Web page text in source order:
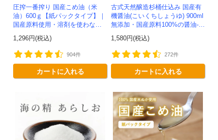
圧搾一番搾り 国産こめ油（米
油）600ｇ【紙パックタイプ】｜
国産原料使用・溶剤を使わない
で抽出した安心安全なこめ油
1,296円(税込)
904件
カートに入れる
古式天然醸造杉桶仕込み 国産有
機醤油(こいくちしょうゆ) 900ml
無添加・国産原料100%の醤油-か
わしま屋-
1,580円(税込)
272件
カートに入れる